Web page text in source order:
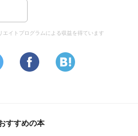
エイトプログラムによる収益を得ています
すすめの本